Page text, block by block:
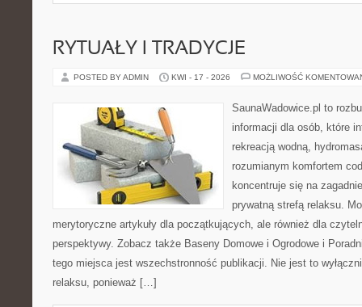
RYTUAŁY I TRADYCJE
POSTED BY ADMIN KWI - 17 - 2026 MOŻLIWOŚĆ
SaunaWadowice.pl to
informacji dla osób, które
rekreacją wodną,
rozumianym komfortem
koncentruje się na
prywatną strefą relaksu.
merytoryczne artykuły dla początkujących, ale również dla
perspektywy. Zobacz także Baseny Domowe i Ogrodowe i
tego miejsca jest wszechstronność publikacji. Nie jest to
relaksu, ponieważ […]